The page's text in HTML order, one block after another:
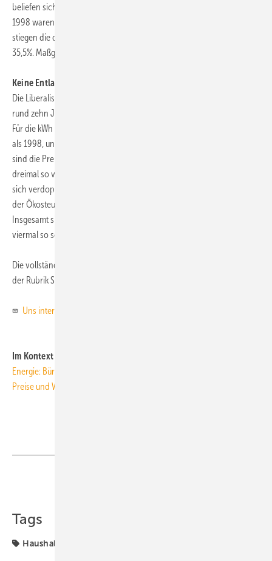
beliefen sich im Jahr 2007 auf durchschnittlich 210 Euro. Im Jahr
1998 waren es erst 155 Euro. In einem Zeitraum von zehn Jahren
stiegen die durchschnittlichen Monatsausgaben für Energie also um
35,5%. Maßgeblich daran beteiligt war der Preisanstieg bei Erdgas.
Keine Entlastung durch Liberalisierung
Die Liberalisierung der Strom- und Erdgasmärkte in Deutschland vor
rund zehn Jahren hat den Verbrauchern keine Entlastung gebracht.
Für die kWh elektrische Energie müssen sie heute 40% mehr bezahlen
als 1998, und der Gaspreis hat sich beinahe verdoppelt. Noch stärker
sind die Preise für Erdölprodukte gestiegen: Heizöl kostet heute
dreimal so viel wie 1998 und der Preis für einen Liter Kraftstoff hat
sich verdoppelt. In diesen Preissteigerungen sind auch die Effekte aus
der Ökosteuer und der Mehrwertsteuererhöhung enthalten.
Insgesamt sind die Preise für Energie in den letzten zehn Jahren
viermal so schnell gestiegen wie die Lebenshaltungskosten.
Die vollständige Studie steht auf
der Rubrik Spezialthemen.
Uns interessiert Ihre Meinung!
Im Kontext
Energie: Bürger glauben nicht an Nachzahlung
Preise und Witterung senken Energieverbrauch
Tags
Haushalt